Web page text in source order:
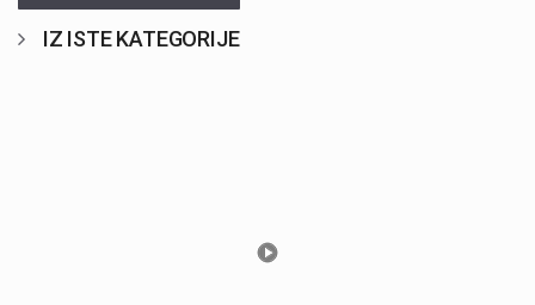
IZ ISTE KATEGORIJE